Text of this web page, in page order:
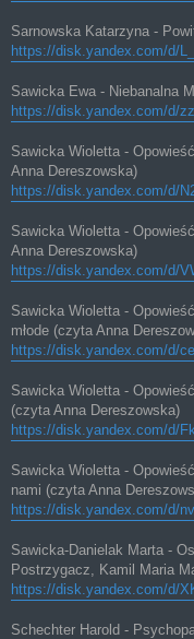
Sarnowska Katarzyna -
https://disk.yandex.com/d/
Sawicka Ewa - Niebanalna
https://disk.yandex.com/d/
Sawicka Wioletta -
Anna Dereszowska)
https://disk.yandex.com/d/
Sawicka Wioletta -
Anna Dereszowska)
https://disk.yandex.com/d/
Sawicka Wioletta -
młode (czyta Anna
https://disk.yandex.com/d/
Sawicka Wioletta -
(czyta Anna Dereszowska)
https://disk.yandex.com/d/
Sawicka Wioletta -
nami (czyta Anna
https://disk.yandex.com/d/
Sawicka-Danielak Marta -
Postrzygacz, Kamil Maria
https://disk.yandex.com/d/
Schechter Harold -